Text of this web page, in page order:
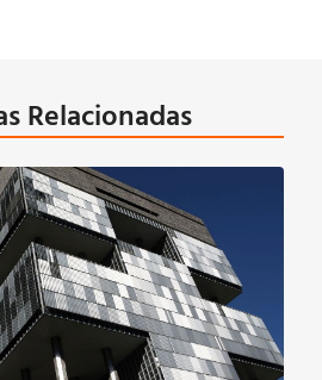
Relacionadas